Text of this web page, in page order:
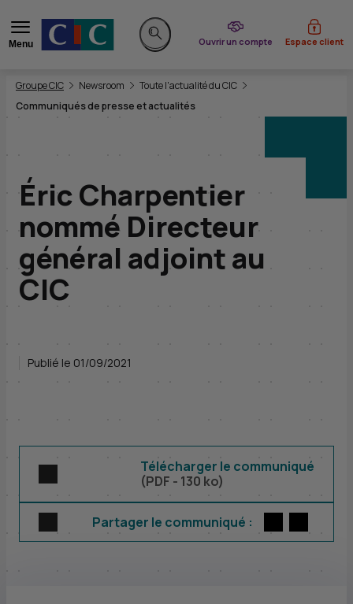
Menu
Rechercher sur le site
Ouvrir un compte
du CIC Espace client
Vous êtes ici:
Groupe CIC Newsroom
Toute l'actualité du CIC
Communiqués de presse et actualités
Éric Charpentier
nommé Directeur
général adjoint au
CIC
Publié le 01/09/2021
Télécharger le communiqué
(PDF - 130 ko)
Partager le communiqué :